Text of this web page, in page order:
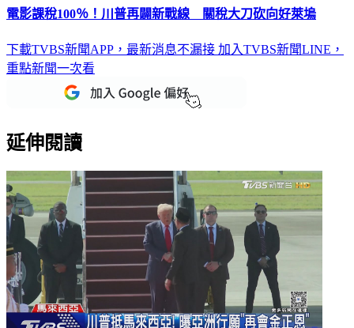
電影課稅100％！川普再闢新戰線 關稅大刀砍向好萊塢
下載TVBS新聞APP，最新消息不漏接 加入TVBS新聞LINE，
重點新聞一次看
延伸閱讀